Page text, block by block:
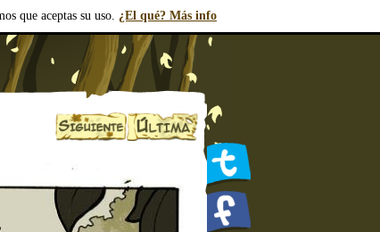
que aceptas su uso. ¿El qué? Más info